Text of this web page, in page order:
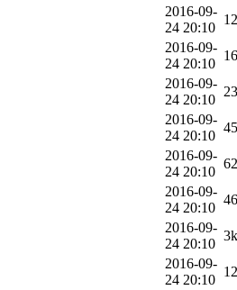
2016-09-
24 20:10
2016-09-
24 20:10
2016-09-
24 20:10
2016-09-
24 20:10
2016-09-
24 20:10
2016-09-
24 20:10
2016-09-
24 20:10
3k
2016-09-
24 20:10